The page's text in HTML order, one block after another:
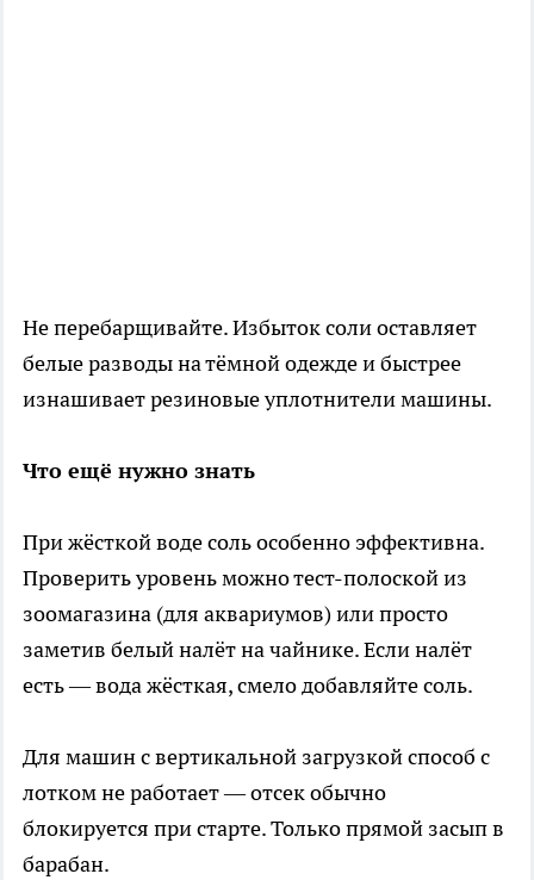
Не перебарщивайте. Избыток соли оставляет
белые разводы на тёмной одежде и быстрее
изнашивает резиновые уплотнители машины.
Что ещё нужно знать
При жёсткой воде соль особенно эффективна.
Проверить уровень можно тест-полоской из
зоомагазина (для аквариумов) или просто
заметив белый налёт на чайнике. Если налёт
есть — вода жёсткая, смело добавляйте соль.
Для машин с вертикальной загрузкой способ с
лотком не работает — отсек обычно
блокируется при старте. Только прямой засып в
барабан.